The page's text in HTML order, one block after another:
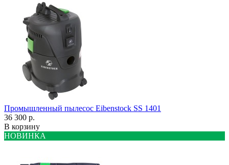
Промышленный пылесос Eibenstock SS 1401
36 300 р.
В корзину
НОВИНКА